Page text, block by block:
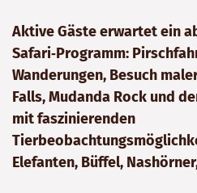
Aktive Gäste erwartet ein
Safari‑Programm:
Wanderungen, Besuch
Falls, Mudanda Rock und
mit faszinierenden
Elefanten, Büffel,